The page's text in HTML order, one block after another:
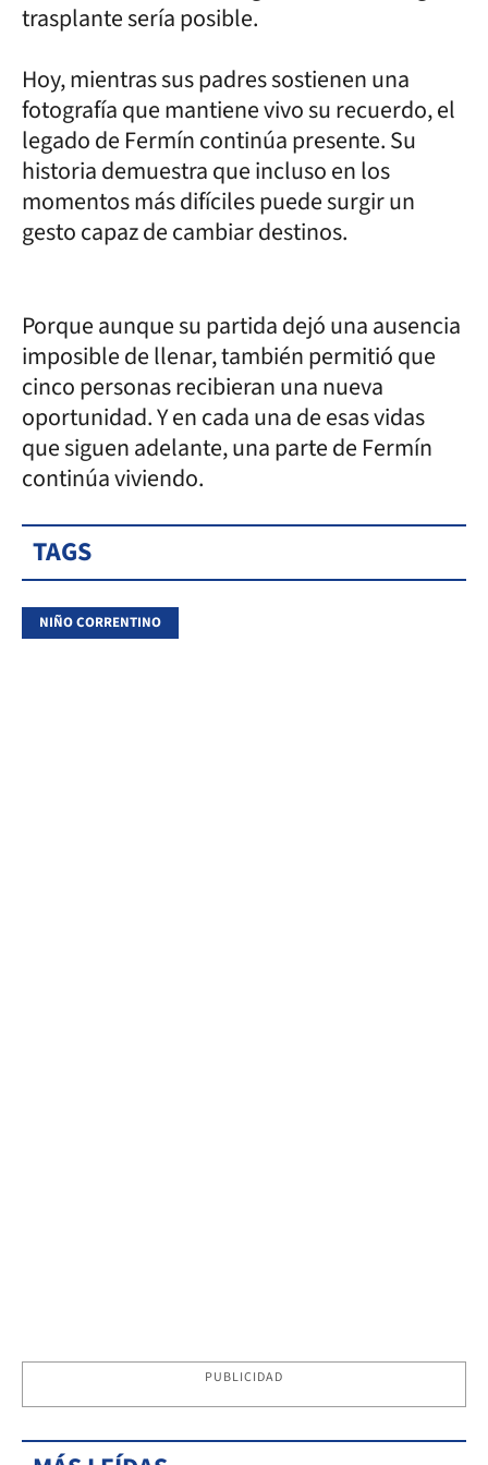
trasplante sería posible.
Hoy, mientras sus padres sostienen una
fotografía que mantiene vivo su recuerdo, el
legado de Fermín continúa presente. Su
historia demuestra que incluso en los
momentos más difíciles puede surgir un
gesto capaz de cambiar destinos.
Porque aunque su partida dejó una ausencia
imposible de llenar, también permitió que
cinco personas recibieran una nueva
oportunidad. Y en cada una de esas vidas
que siguen adelante, una parte de Fermín
continúa viviendo.
TAGS
NIÑO CORRENTINO
PUBLICIDAD